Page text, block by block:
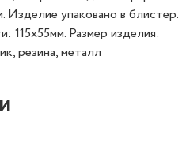
Изделие упаковано в блистер.
115х55мм. Размер изделия:
резина, металл